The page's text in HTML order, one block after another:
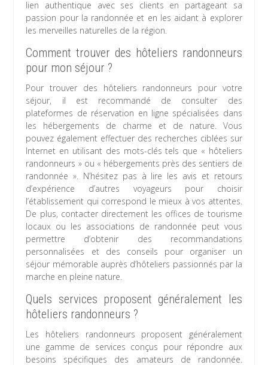
lien authentique avec ses clients en partageant sa
passion pour la randonnée et en les aidant à explorer
les merveilles naturelles de la région.
Comment trouver des hôteliers randonneurs
pour mon séjour ?
Pour trouver des hôteliers randonneurs pour votre
séjour, il est recommandé de consulter des
plateformes de réservation en ligne spécialisées dans
les hébergements de charme et de nature. Vous
pouvez également effectuer des recherches ciblées sur
Internet en utilisant des mots-clés tels que « hôteliers
randonneurs » ou « hébergements près des sentiers de
randonnée ». N’hésitez pas à lire les avis et retours
d’expérience d’autres voyageurs pour choisir
l’établissement qui correspond le mieux à vos attentes.
De plus, contacter directement les offices de tourisme
locaux ou les associations de randonnée peut vous
permettre d’obtenir des recommandations
personnalisées et des conseils pour organiser un
séjour mémorable auprès d’hôteliers passionnés par la
marche en pleine nature.
Quels services proposent généralement les
hôteliers randonneurs ?
Les hôteliers randonneurs proposent généralement
une gamme de services conçus pour répondre aux
besoins spécifiques des amateurs de randonnée.